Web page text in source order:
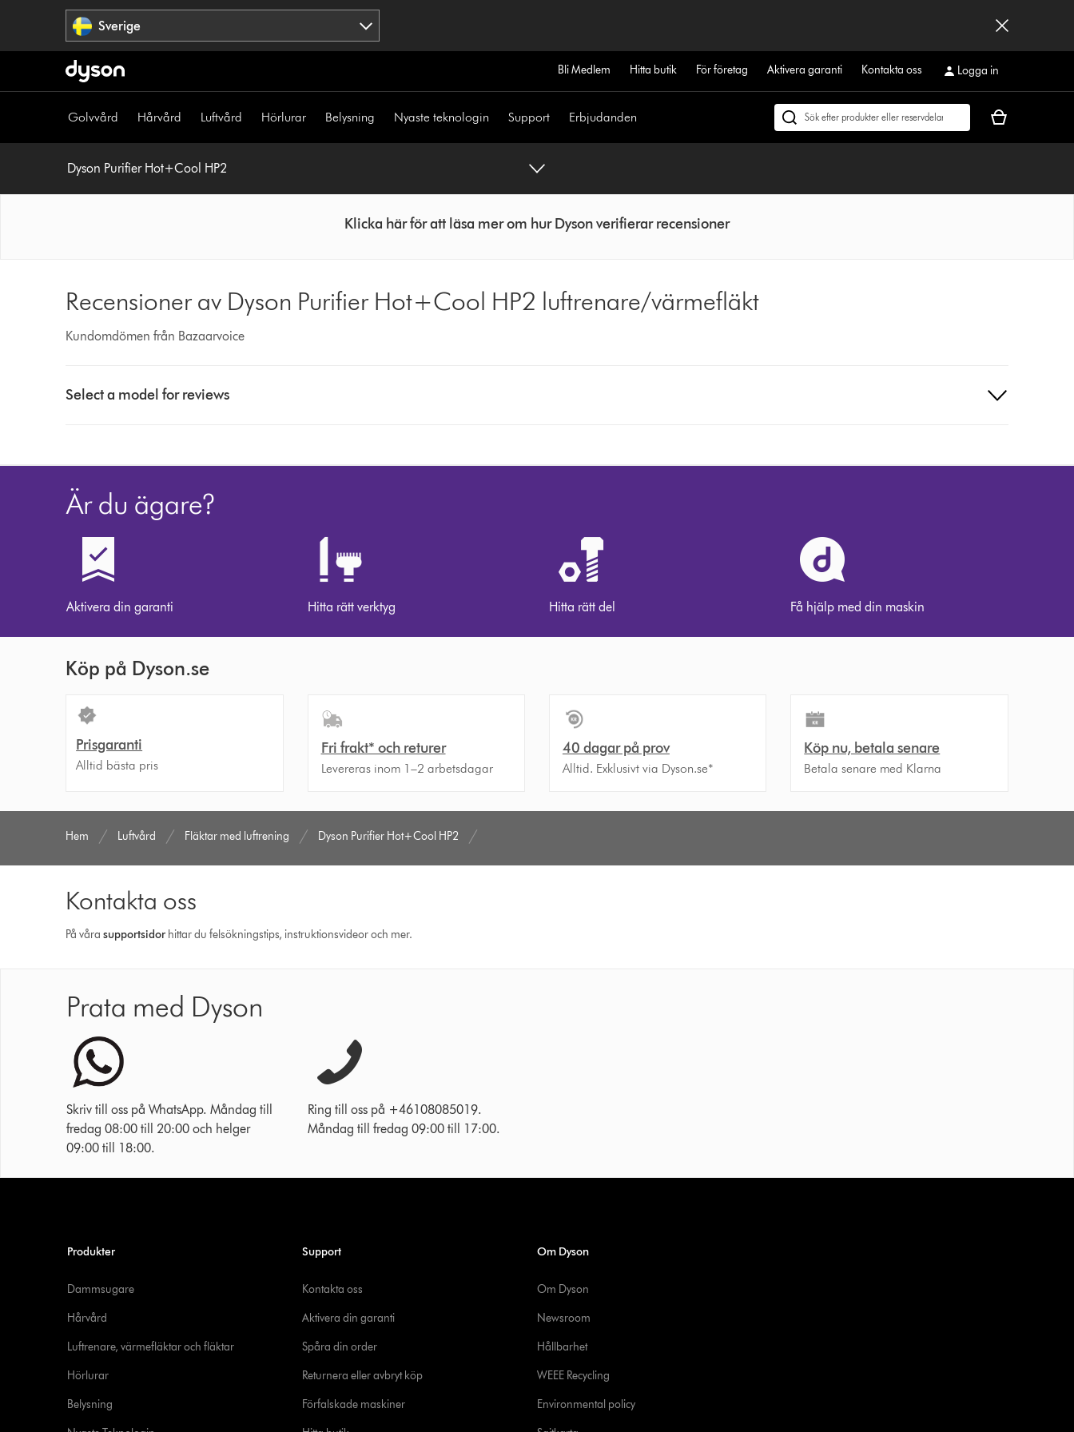
Sverige
Bli Medlem Hitta butik För företag Aktivera garanti Kontakta oss Logga in
Golvvård Hårvård Luftvård Hörlurar Belysning Nyaste teknologin Support Erbjudanden
Sök
Kundvagnen
Dyson Purifier Hot+Cool HP2
Klicka här för att läsa mer om hur Dyson verifierar recensioner
Recensioner av Dyson Purifier Hot+Cool HP2 luftrenare/värmefläkt
Kundomdömen från Bazaarvoice
a
list
to
show
model
below
Select a model for reviews
Är du ägare?
Aktivera din garanti Hitta rätt verktyg Hitta rätt del Få hjälp med din maskin
Köp på Dyson.se
Prisgaranti
Alltid bästa pris
Fri frakt* och returer
Levereras inom 1–2 arbetsdagar
40 dagar på prov
Alltid. Exklusivt via Dyson.se*
Köp nu, betala senare
Betala senare med Klarna
Hem Luftvård Fläktar med luftrening Dyson Purifier Hot+Cool HP2
Kontakta oss
På vårasupport­sidor hittar du felsökningstips, instruktionsvideor och mer.
Prata med Dyson
Skriv till oss på WhatsApp. Måndag till
fredag 08:00 till 20:00 och helger
09:00 till 18:00.
Ring till oss på +46108085019.
Måndag till fredag 09:00 till 17:00.
Produkter
Dammsugare
Hårvård
Luftrenare, värmefläktar och fläktar
Hörlurar
Belysning
Support
Kontakta oss
Aktivera din garanti
Spåra din order
Returnera eller avbryt köp
Förfalskade maskiner
Om Dyson
Om Dyson
Newsroom
Hållbarhet
WEEE Recycling
Environmental policy